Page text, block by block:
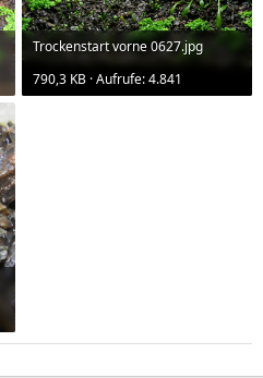
Trockenstart vorne 0627.jpg
790,3 KB · Aufrufe: 4.841